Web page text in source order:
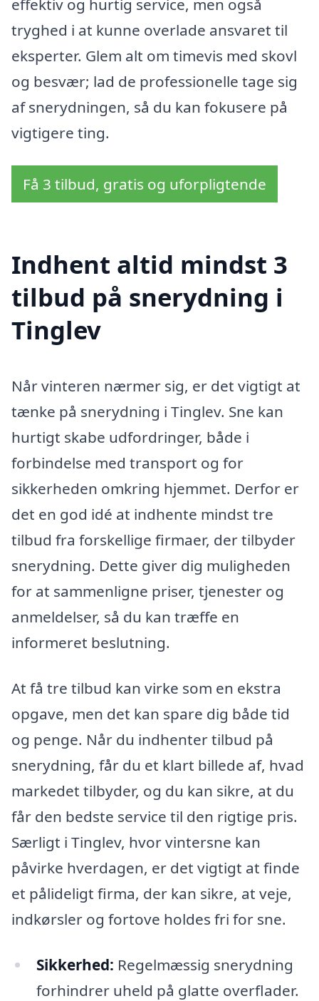
effektiv og hurtig service, men også
tryghed i at kunne overlade ansvaret til
eksperter. Glem alt om timevis med skovl
og besvær; lad de professionelle tage sig
af snerydningen, så du kan fokusere på
vigtigere ting.
Få 3 tilbud, gratis og uforpligtende
Indhent altid mindst 3
tilbud på snerydning i
Tinglev
Når vinteren nærmer sig, er det vigtigt at
tænke på snerydning i Tinglev. Sne kan
hurtigt skabe udfordringer, både i
forbindelse med transport og for
sikkerheden omkring hjemmet. Derfor er
det en god idé at indhente mindst tre
tilbud fra forskellige firmaer, der tilbyder
snerydning. Dette giver dig muligheden
for at sammenligne priser, tjenester og
anmeldelser, så du kan træffe en
informeret beslutning.
At få tre tilbud kan virke som en ekstra
opgave, men det kan spare dig både tid
og penge. Når du indhenter tilbud på
snerydning, får du et klart billede af, hvad
markedet tilbyder, og du kan sikre, at du
får den bedste service til den rigtige pris.
Særligt i Tinglev, hvor vintersne kan
påvirke hverdagen, er det vigtigt at finde
et pålideligt firma, der kan sikre, at veje,
indkørsler og fortove holdes fri for sne.
Sikkerhed: Regelmæssig snerydning
forhindrer uheld på glatte overflader.